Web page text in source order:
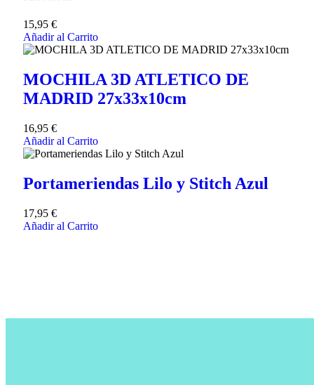
15,95 €
Añadir al Carrito
MOCHILA 3D ATLETICO DE
MADRID 27x33x10cm
16,95 €
Añadir al Carrito
Portameriendas Lilo y Stitch Azul
17,95 €
Añadir al Carrito